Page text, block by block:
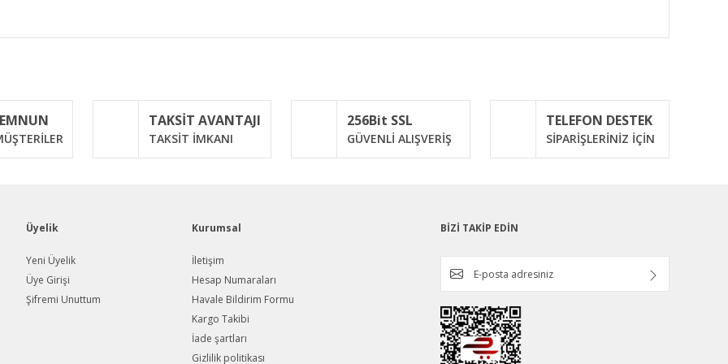
Yorum Yaz
Gönder
TAKSİT AVANTAJI
TAKSİT İMKANI
256Bit SSL
GÜVENLİ ALIŞVERİŞ
TELEFON DESTEK
SİPARİŞLERİNİZ İÇİN
Üyelik
Yeni Üyelik
Üye Girişi
Şifremi Unuttum
Kurumsal
İletişim
Hesap Numaraları
Havale Bildirim Formu
Kargo Takibi
İade şartları
Gizlilik politikası
BİZİ TAKİP EDİN